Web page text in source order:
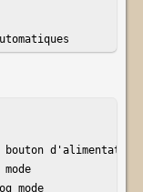
d'alimentation
mode